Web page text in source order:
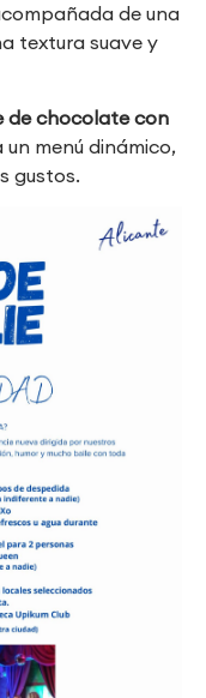
de una
textura suave y
de chocolate con
menú dinámico,
gustos.